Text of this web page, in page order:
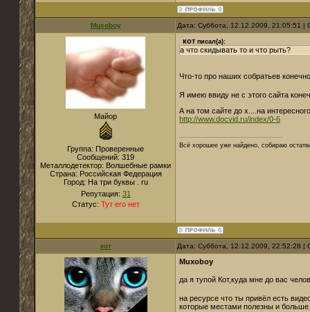
Muxoboy Дата: Суббота, 12.12.2009, 21:05:51
Майор
Группа: Проверенные
Сообщений: 319
Металлодетектор: Волшебные рамки
Страна: Российская Федерация
Город: На три буквы . ru
Репутация: 31
Статус: Тут его нет
кот писал(а):
а что скидывать то и что рыть?
Что-то про наших собратьев
Я имею ввиду не с этого сайта
А на том сайте до х....на
http://www.docvid.ru/index/0-6
Всё хорошее уже найдено, собираю
кот Дата: Суббота, 12.12.2009, 22:52:28
Muxoboy
да я тупой Кот,куда мне до вас
на ресурсе что ты привёл есть
которые местами полезны и больше